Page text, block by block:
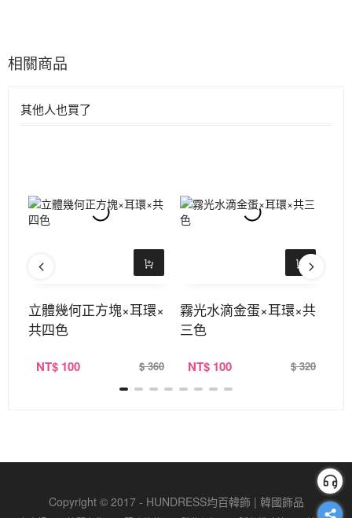
相關商品
其他人也買了
立體幾何正方塊×耳環×
共四色
NT$ 100 $ 360
霧光水滴金蛋×耳環×共
三色
NT$ 100 $ 320
Copyright © 2017 - HUNDRESS均百韓飾 | 韓國飾品